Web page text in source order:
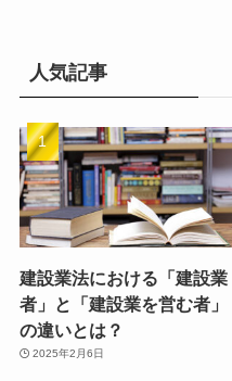
人気記事
建設業法における「建設業
者」と「建設業を営む者」
の違いとは？
2025年2月6日